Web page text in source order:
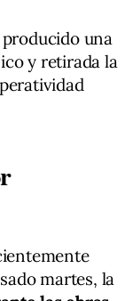
una
y retirada la
martes, la